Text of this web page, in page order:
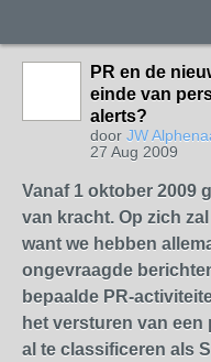
PR en de
einde van
alerts?
door JW
27 Aug 2009
Vanaf 1 oktober 2009
van kracht. Op zich
want we hebben
ongevraagde
bepaalde PR-
het versturen van
al te classificeren als